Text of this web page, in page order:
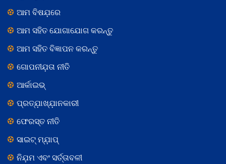
ଆମ ବିଷଯ଼ରେ
ଆମ ସହିତ ଯୋଗାଯୋଗ କରନ୍ତୁ
ଆମ ସହିତ ବିଜ୍ଞାପନ କରନ୍ତୁ
ଗୋପନୀଯ଼ତା ନୀତି
ଆର୍କାଇଭ୍
ପ୍ରତ୍ଯ଼ାଖ୍ଯ଼ାନକାରୀ
ଫେରସ୍ତ ନୀତି
ସାଇଟ୍ ମ୍ଯ଼ାପ୍
ନିଯ଼ମ ଏବଂ ସର୍ତ୍ତାବଳୀ